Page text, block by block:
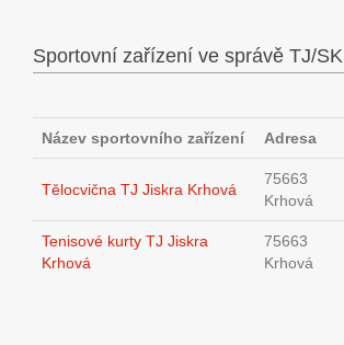
Sportovní zařízení ve správě TJ/SK
Název sportovního zařízení Adresa
Tělocvična TJ Jiskra Krhová
75663
Krhová
Tenisové kurty TJ Jiskra
Krhová
75663
Krhová